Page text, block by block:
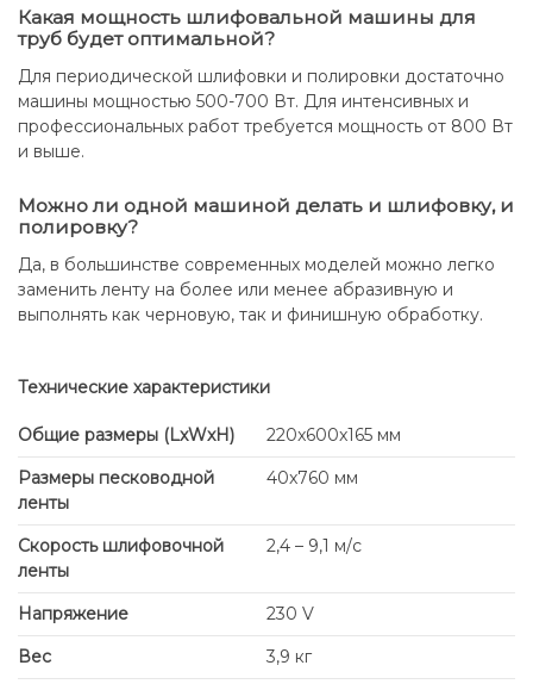
Какая мощность шлифовальной машины для
труб будет оптимальной?
Для периодической шлифовки и полировки достаточно
машины мощностью 500-700 Вт. Для интенсивных и
профессиональных работ требуется мощность от 800 Вт
и выше.
Можно ли одной машиной делать и шлифовку, и
полировку?
Да, в большинстве современных моделей можно легко
заменить ленту на более или менее абразивную и
выполнять как черновую, так и финишную обработку.
Технические характеристики
Общие размеры (LxWxH)
220x600x165 мм
Размеры песководной
ленты
40x760 мм
Скорость шлифовочной
ленты
2,4 – 9,1 м/с
Напряжение
230 V
Вес
3,9 кг